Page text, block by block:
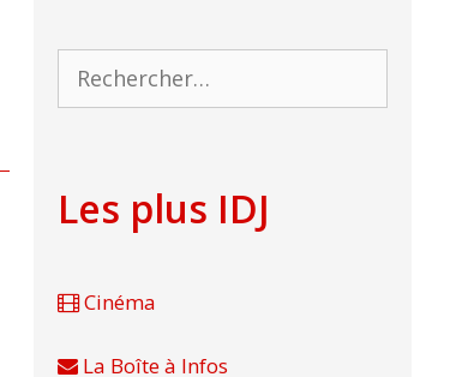
Rechercher :
Les plus IDJ
Cinéma
La Boîte à Infos